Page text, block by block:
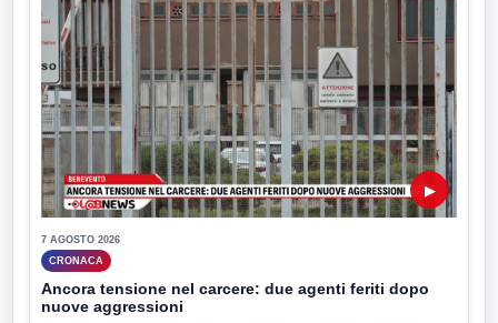
▶
7 AGOSTO 2026
CRONACA
Ancora tensione nel carcere: due agenti feriti dopo
nuove aggressioni